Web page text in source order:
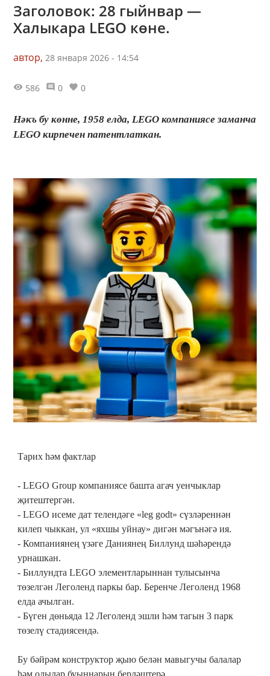
Заголовок: 28 гыйнвар —
Халыкара LEGO көне.
автор, 28 января 2026 - 14:54
586 0 0
Нәкъ бу көнне, 1958 елда, LEGO компаниясе заманча
LEGO кирпечен патентлаткан.
Тарих һәм фактлар
- LEGO Group компаниясе башта агач уенчыклар
җитештергән.
- LEGO исеме дат телендәге «leg godt» сүзләреннән
килеп чыккан, ул «яхшы уйнау» дигән мәгънәгә ия.
- Компаниянең үзәге Даниянең Биллунд шәһәрендә
урнашкан.
- Биллундта LEGO элементларыннан тулысынча
төзелгән Леголенд паркы бар. Беренче Леголенд 1968
елда ачылган.
- Бүген дөньяда 12 Леголенд эшли һәм тагын 3 парк
төзелү стадиясендә.
Бу бәйрәм конструктор җыю белән мавыгучы балалар
һәм олылар буыннарын берләштерә.